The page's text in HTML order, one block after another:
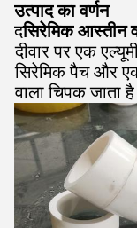
उत्पाद का वर्णन
दसिरेमिक आस्तीन
दीवार पर एक
सिरेमिक पैच और
वाला चिपक जाता